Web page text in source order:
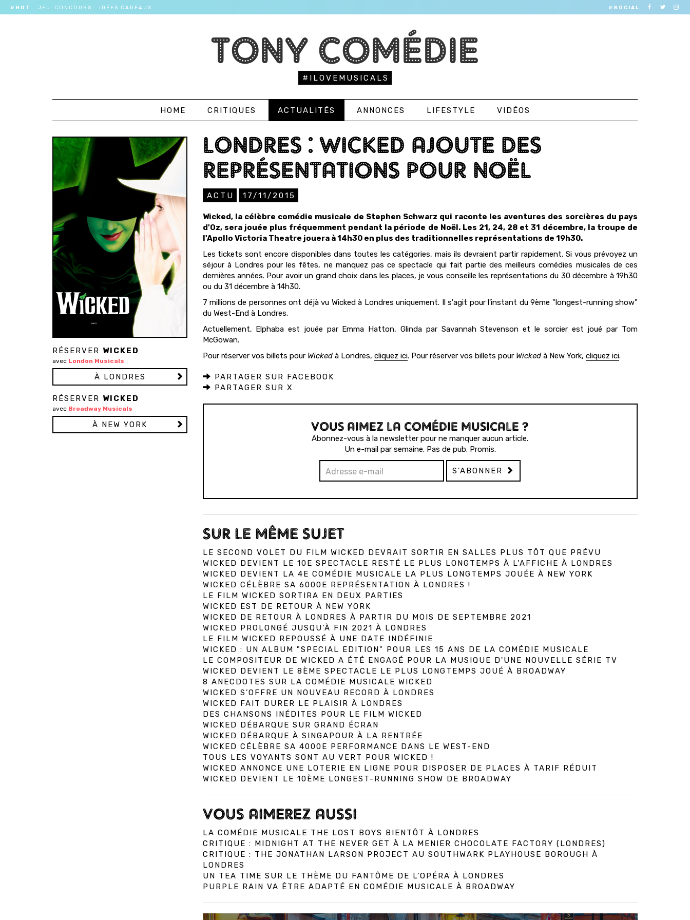
#SOCIAL
#HOT JEU-CONCOURS IDÉES CADEAUX
TONY COMÉDIE
#ILOVEMUSICALS
HOME CRITIQUES ACTUALITÉS ANNONCES LIFESTYLE VIDÉOS
RÉSERVER WICKED
avec London Musicals
À LONDRES
RÉSERVER WICKED
avec Broadway Musicals
À NEW YORK
LONDRES : WICKED AJOUTE DES
REPRÉSENTATIONS POUR NOËL
ACTU 17/11/2015
Wicked, la célèbre comédie musicale de Stephen Schwarz qui raconte les aventures des sorcières du pays
d'Oz, sera jouée plus fréquemment pendant la période de Noël. Les 21, 24, 28 et 31 décembre, la troupe de
l'Apollo Victoria Theatre jouera à 14h30 en plus des traditionnelles représentations de 19h30.
Les tickets sont encore disponibles dans toutes les catégories, mais ils devraient partir rapidement. Si vous prévoyez un
séjour à Londres pour les fêtes, ne manquez pas ce spectacle qui fait partie des meilleurs comédies musicales de ces
dernières années. Pour avoir un grand choix dans les places, je vous conseille les représentations du 30 décembre à 19h30
ou du 31 décembre à 14h30.
7 millions de personnes ont déjà vu Wicked à Londres uniquement. Il s'agit pour l'instant du 9ème "longest-running show"
du West-End à Londres.
Actuellement, Elphaba est jouée par Emma Hatton, Glinda par Savannah Stevenson et le sorcier est joué par Tom
McGowan.
Pour réserver vos billets pour Wickedà Londres, cliquez ici. Pour réserver vos billets pour Wickedà New York, cliquez ici.
PARTAGER SUR FACEBOOK
PARTAGER SUR X
VOUS AIMEZ LA COMÉDIE MUSICALE ?
Abonnez-vous à la newsletter pour ne manquer aucun article.
Un e-mail par semaine. Pas de pub. Promis.
S'ABONNER
SUR LE MÊME SUJET
LE SECOND VOLET DU FILM WICKED DEVRAIT SORTIR EN SALLES PLUS TÔT QUE PRÉVU
WICKED DEVIENT LE 10E SPECTACLE RESTÉ LE PLUS LONGTEMPS À L'AFFICHE À LONDRES
WICKED DEVIENT LA 4E COMÉDIE MUSICALE LA PLUS LONGTEMPS JOUÉE À NEW YORK
WICKED CÉLÈBRE SA 6000E REPRÉSENTATION À LONDRES !
LE FILM WICKED SORTIRA EN DEUX PARTIES
WICKED EST DE RETOUR À NEW YORK
WICKED DE RETOUR À LONDRES À PARTIR DU MOIS DE SEPTEMBRE 2021
WICKED PROLONGÉ JUSQU'À FIN 2021 À LONDRES
LE FILM WICKED REPOUSSÉ À UNE DATE INDÉFINIE
WICKED : UN ALBUM "SPECIAL EDITION" POUR LES 15 ANS DE LA COMÉDIE MUSICALE
LE COMPOSITEUR DE WICKED A ÉTÉ ENGAGÉ POUR LA MUSIQUE D'UNE NOUVELLE SÉRIE TV
WICKED DEVIENT LE 8ÈME SPECTACLE LE PLUS LONGTEMPS JOUÉ À BROADWAY
8 ANECDOTES SUR LA COMÉDIE MUSICALE WICKED
WICKED S’OFFRE UN NOUVEAU RECORD À LONDRES
WICKED FAIT DURER LE PLAISIR À LONDRES
DES CHANSONS INÉDITES POUR LE FILM WICKED
WICKED DÉBARQUE SUR GRAND ÉCRAN
WICKED DÉBARQUE À SINGAPOUR À LA RENTRÉE
WICKED CÉLÈBRE SA 4000E PERFORMANCE DANS LE WEST-END
TOUS LES VOYANTS SONT AU VERT POUR WICKED !
WICKED ANNONCE UNE LOTERIE EN LIGNE POUR DISPOSER DE PLACES À TARIF RÉDUIT
WICKED DEVIENT LE 10ÈME LONGEST-RUNNING SHOW DE BROADWAY
VOUS AIMEREZ AUSSI
LA COMÉDIE MUSICALE THE LOST BOYS BIENTÔT À LONDRES
CRITIQUE : MIDNIGHT AT THE NEVER GET À LA MENIER CHOCOLATE FACTORY (LONDRES)
CRITIQUE : THE JONATHAN LARSON PROJECT AU SOUTHWARK PLAYHOUSE BOROUGH À
LONDRES
UN TEA TIME SUR LE THÈME DU FANTÔME DE L’OPÉRA À LONDRES
PURPLE RAIN VA ÊTRE ADAPTÉ EN COMÉDIE MUSICALE À BROADWAY